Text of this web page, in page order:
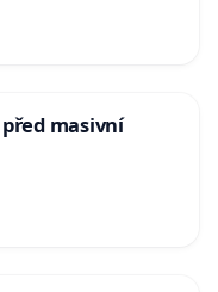
masivní